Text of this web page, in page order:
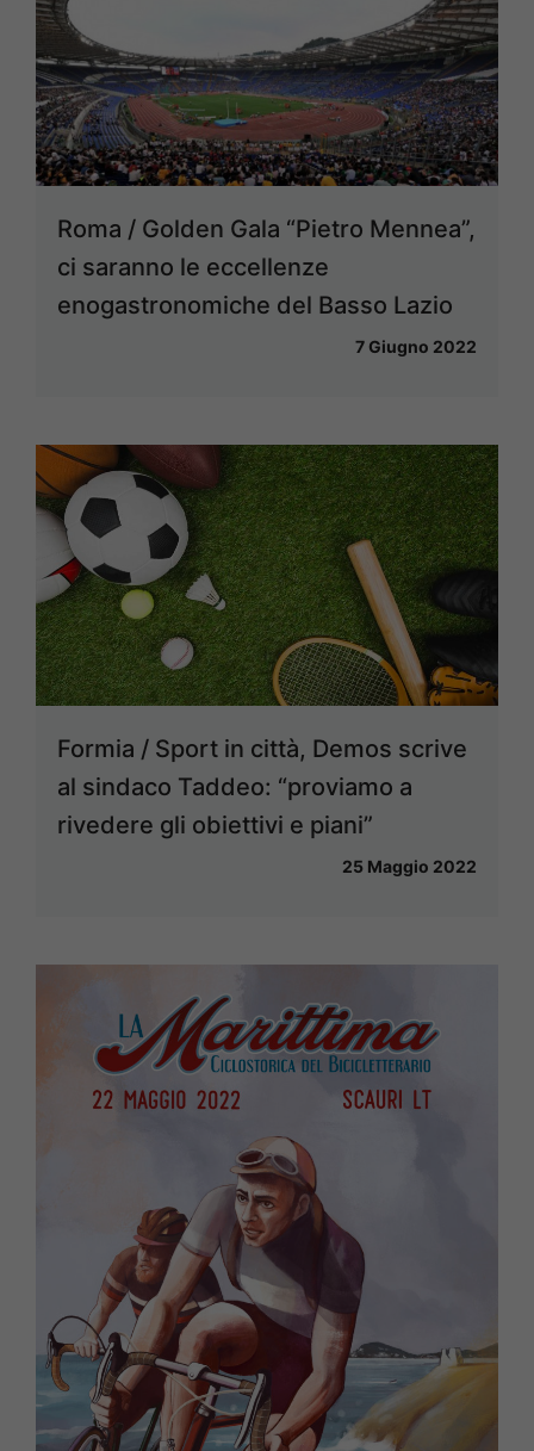
Roma / Golden Gala “Pietro Mennea”,
ci saranno le eccellenze
enogastronomiche del Basso Lazio
7 Giugno 2022
Formia / Sport in città, Demos scrive
al sindaco Taddeo: “proviamo a
rivedere gli obiettivi e piani”
25 Maggio 2022